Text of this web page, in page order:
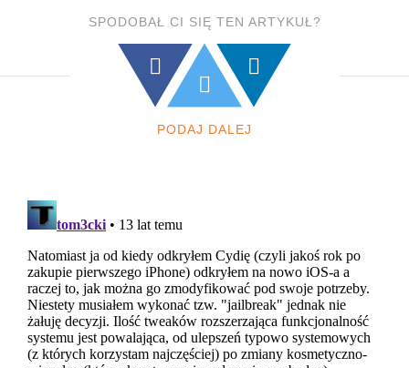
SPODOBAŁ CI SIĘ TEN ARTYKUŁ?
PODAJ DALEJ